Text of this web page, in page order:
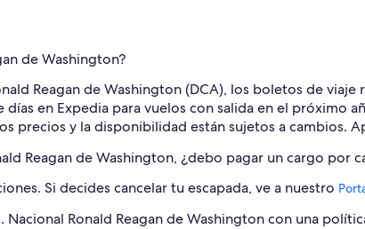
de Washington?
Reagan de Washington (DCA), los boletos de
días en Expedia para vuelos con salida en el próximo
precios y la disponibilidad están sujetos a cambios.
Reagan de Washington, ¿debo pagar un cargo por
Si decides cancelar tu escapada, ve a nuestro
Ronald Reagan de Washington con una